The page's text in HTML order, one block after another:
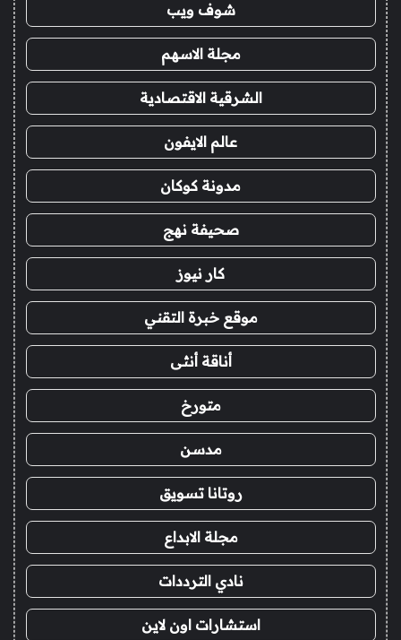
شوف ويب
مجلة الاسهم
الشرقية الاقتصادية
عالم الايفون
مدونة كوكان
صحيفة نهج
كار نيوز
موقع خبرة التقني
أناقة أنثى
متورخ
مدسن
روتانا تسويق
مجلة الابداع
نادي الترددات
استشارات اون لاين